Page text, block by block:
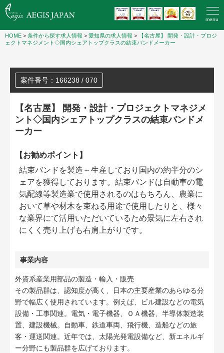
menu
HOME > 条件から探す求人情報 > 愛知県の求人情報 >
【名古屋】 開発・設計・プロジ
ェクトマネジメント◇国内シェアトップクラスの結束バンドメーカー
案件番号：166238 / 070
【名古屋】 開発・設計・プロジェクトマネジメ
ント◇国内シェアトップクラスの結束バンドメ
ーカー
【お勧めポイント】
結束バンドを製造～生産しており国内の約半分のシ
ェアを獲得しております。結束バンドは自動車の電
気配線等製造業で使用されるのはもちろん、農業に
おいて草や材木を束ねる用途で使用したりと、様々
な業界にて活用いただいているため景気に左右され
にくく売り上げも右肩上がりです。
事業内容
外資系産業用部品の製造・輸入・販売
その製品群は、認知度が高く、日本の主要産業のあらゆる分
野で幅広く使用されています。例えば、ビル建設などの電気
設備・工事関連。電気・電子機器、ＯＡ機器、半導体製造装
置、建設機械。自動車、鉄道車両、飛行機、造船などの旅
客・運送関連。近年では、太陽光発電設備など、新エネルギ
ー分野にも製品群を広げております。